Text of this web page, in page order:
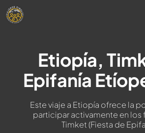
Saltar
Etiopía,
Epifanía
Este viaje a Etiopía ofrece la
participar activamente en los
Timket (Fiesta de